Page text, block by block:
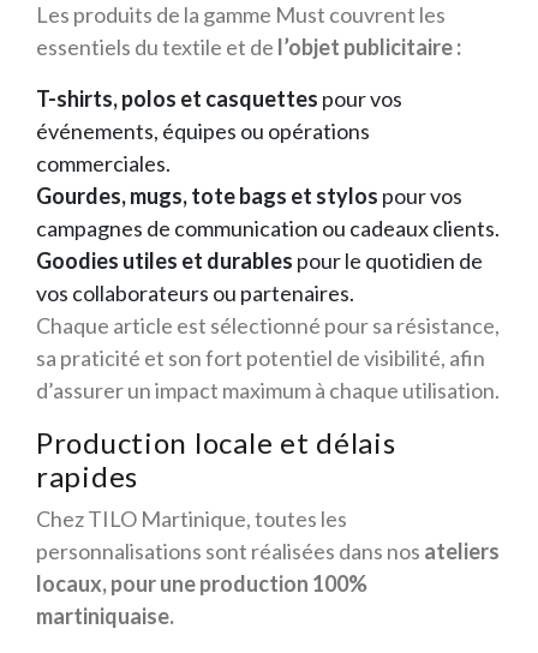
Les produits de la gamme Must couvrent les
essentiels du textile et de l’objet publicitaire :
T-shirts, polos et casquettes pour vos
événements, équipes ou opérations
commerciales.
Gourdes, mugs, tote bags et stylos pour vos
campagnes de communication ou cadeaux clients.
Goodies utiles et durables pour le quotidien de
vos collaborateurs ou partenaires.
Chaque article est sélectionné pour sa résistance,
sa praticité et son fort potentiel de visibilité, afin
d’assurer un impact maximum à chaque utilisation.
Production locale et délais
rapides
Chez TILO Martinique, toutes les
personnalisations sont réalisées dans nos ateliers
locaux, pour une production 100%
martiniquaise.